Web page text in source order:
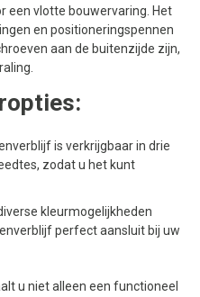
een vlotte bouwervaring. Het
en positioneringspennen
aan de buitenzijde zijn,
is verkrijgbaar in drie
zodat u het kunt
kleurmogelijkheden
perfect aansluit bij uw
u niet alleen een functioneel